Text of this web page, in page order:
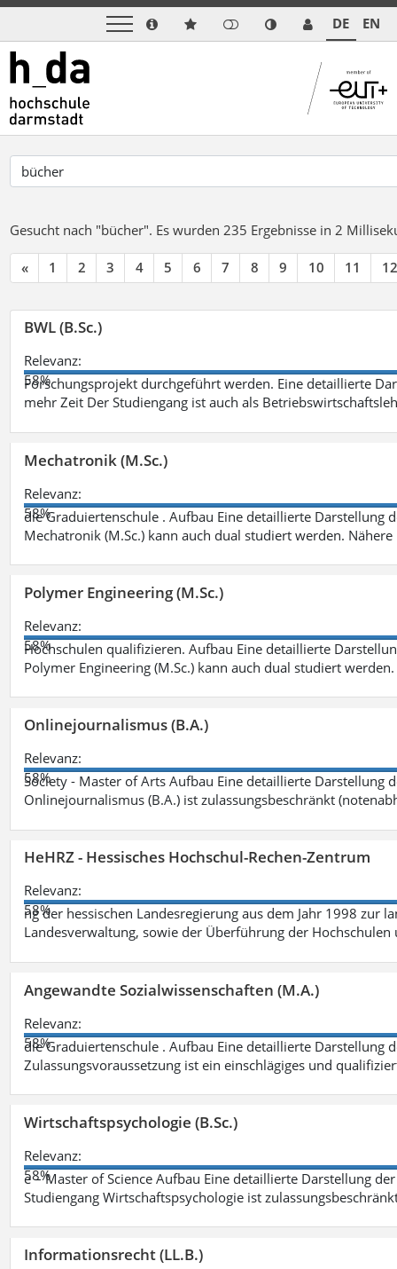
DE EN
Gesucht nach "bücher". Es wurden 235 Ergebnisse in 2
« 1 2 3 4 5 6 7 8 9 10 11 12
BWL (B.Sc.)
Relevanz:
58%
Forschungsprojekt durchgeführt werden. Eine detaillierte
mehr Zeit Der Studiengang ist auch als
Mechatronik (M.Sc.)
Relevanz:
58%
die Graduiertenschule . Aufbau Eine detaillierte Darstellung
Mechatronik (M.Sc.) kann auch dual studiert werden.
Polymer Engineering (M.Sc.)
Relevanz:
58%
Hochschulen qualifizieren. Aufbau Eine detaillierte
Polymer Engineering (M.Sc.) kann auch dual studiert
Onlinejournalismus (B.A.)
Relevanz:
58%
Society - Master of Arts Aufbau Eine detaillierte Darstellung
Onlinejournalismus (B.A.) ist zulassungsbeschränkt
HeHRZ - Hessisches Hochschul-Rechen-Zentrum
Relevanz:
58%
ng der hessischen Landesregierung aus dem Jahr 1998 zur
Landesverwaltung, sowie der Überführung der
Angewandte Sozialwissenschaften (M.A.)
Relevanz:
58%
die Graduiertenschule . Aufbau Eine detaillierte Darstellung
Zulassungsvoraussetzung ist ein einschlägiges und
Wirtschaftspsychologie (B.Sc.)
Relevanz:
58%
e – Master of Science Aufbau Eine detaillierte Darstellung
Studiengang Wirtschaftspsychologie ist
Informationsrecht (LL.B.)